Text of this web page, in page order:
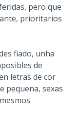
pero que
prioritarios
fiado, unha
de
letras de cor
pequena, sexas